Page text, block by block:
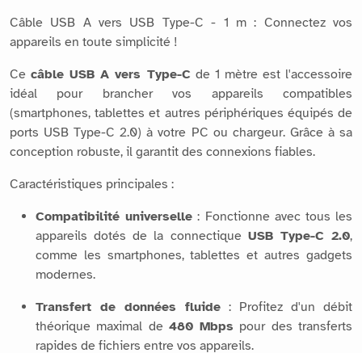
Câble USB A vers USB Type-C - 1 m : Connectez vos
appareils en toute simplicité !
Cecâble USB A vers Type-C de 1 mètre est l'accessoire
idéal pour brancher vos appareils compatibles
(smartphones, tablettes et autres périphériques équipés de
ports USB Type-C 2.0) à votre PC ou chargeur. Grâce à sa
conception robuste, il garantit des connexions fiables.
Caractéristiques principales :
Compatibilité universelle : Fonctionne avec tous les
appareils dotés de la connectique USB Type-C 2.0,
comme les smartphones, tablettes et autres gadgets
modernes.
Transfert de données fluide : Profitez d'un débit
théorique maximal de 480 Mbps pour des transferts
rapides de fichiers entre vos appareils.